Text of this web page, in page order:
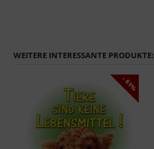
WEITERE INTERESSANTE PRODUKTE:
- 61%